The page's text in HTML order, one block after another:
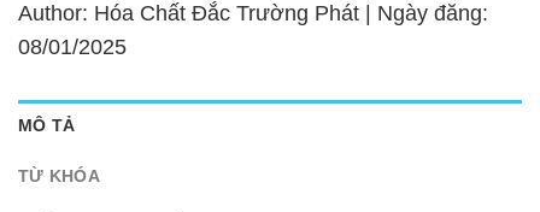
Author: Hóa Chất Đắc Trường Phát | Ngày đăng:
08/01/2025
MÔ TẢ
TỪ KHÓA